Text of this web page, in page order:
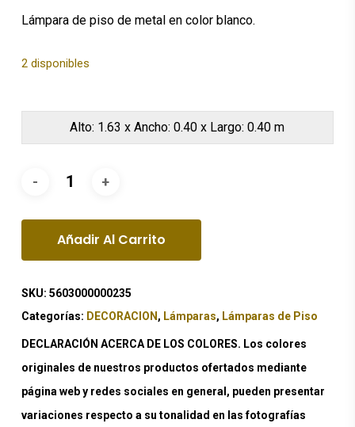
$298.53.$149.27.
Lámpara de piso de metal en color blanco.
2 disponibles
Alto: 1.63 x Ancho: 0.40 x Largo: 0.40 m
Añadir Al Carrito
SKU: 5603000000235
Categorías: DECORACION , Lámparas, Lámparas de Piso
DECLARACIÓN ACERCA DE LOS COLORES. Los colores
originales de nuestros productos ofertados mediante
página web y redes sociales en general, pueden presentar
variaciones respecto a su tonalidad en las fotografías